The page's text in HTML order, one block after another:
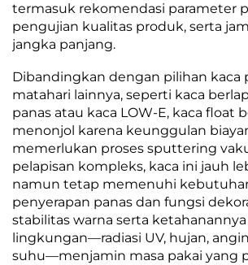
termasuk rekomendasi parameter
pengujian kualitas produk, serta
jangka panjang.
Dibandingkan dengan pilihan kaca
matahari lainnya, seperti kaca
panas atau kaca LOW-E, kaca float
menonjol karena keunggulan
memerlukan proses sputtering
pelapisan kompleks, kaca ini jauh
namun tetap memenuhi
penyerapan panas dan fungsi
stabilitas warna serta
lingkungan—radiasi UV, hujan,
suhu—menjamin masa pakai yang